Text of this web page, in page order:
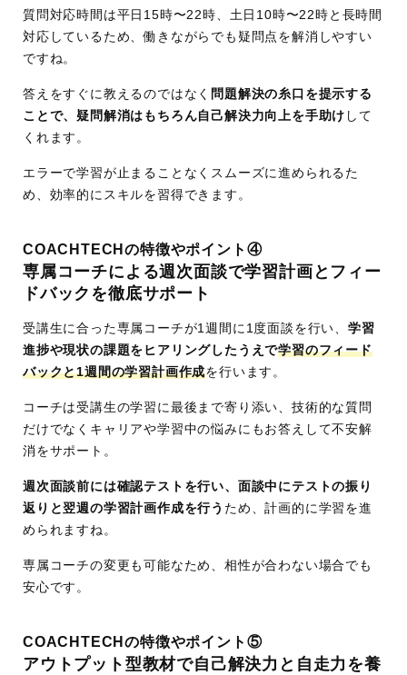
営
会
社
質問対応時間は平日15時〜22時、土日10時〜22時と長時間
対応しているため、働きながらでも疑問点を解消しやすい
ですね。
答えをすぐに教えるのではなく 問題解決の糸口を提示する
ことで、疑問解消はもちろん自己解決力向上を手助け して
くれます。
エラーで学習が止まることなくスムーズに進められるた
め、効率的にスキルを習得できます。
COACHTECHの特徴やポイント④
専属コーチによる週次面談で学習計画とフィー
ドバックを徹底サポート
受講生に合った専属コーチが1週間に1度面談を行い、 学習
進捗や現状の課題をヒアリングしたうえで学習のフィード
バックと1週間の学習計画作成を行います。
コーチは受講生の学習に最後まで寄り添い、技術的な質問
だけでなくキャリアや学習中の悩みにもお答えして不安解
消をサポート。
週次面談前には確認テストを行い、面談中にテストの振り
返りと翌週の学習計画作成を行う ため、計画的に学習を進
められますね。
専属コーチの変更も可能なため、相性が合わない場合でも
安心です。
COACHTECHの特徴やポイント⑤
アウトプット型教材で自己解決力と自走力を養